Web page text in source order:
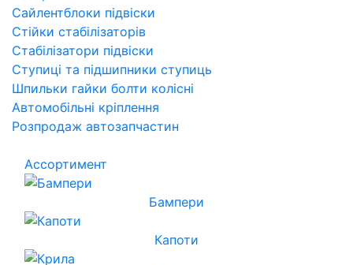
Сайлентблоки підвіски
Стійки стабілізаторів
Стабілізатори підвіски
Ступиці та підшипники ступиць
Шпильки гайки болти колісні
Автомобільні кріплення
Розпродаж автозапчастин
Ассортимент
Бампери
Капоти